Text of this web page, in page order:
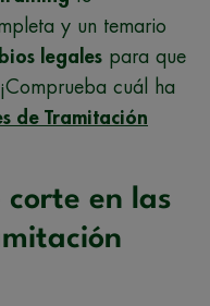
y un temario
legales para que
cuál ha
de Tramitación
corte en las